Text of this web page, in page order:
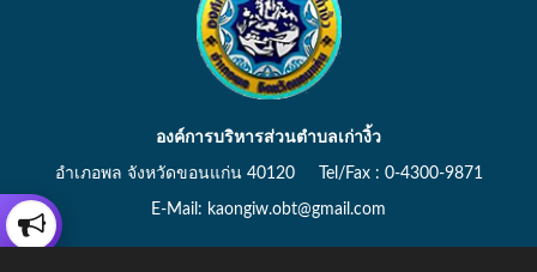
องค์การบริหารส่วนตำบลเก่างิ้ว
อำเภอพล จังหวัดขอนแก่น 40120 Tel/Fax : 0-4300-9871
E-Mail: kaongiw.obt@gmail.com